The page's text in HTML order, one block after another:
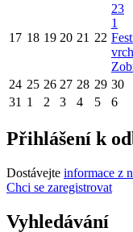
17 18 19 20 21 22
23
1
24 25 26 27 28 29 30
31 1 2 3 4 5 6
Přihlášení k
Dostávejte informace z
Chci se zaregistrovat
Vyhledávání